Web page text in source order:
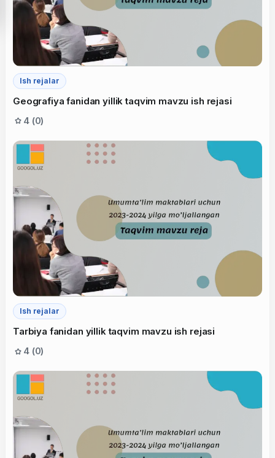
Ish rejalar
Geografiya fanidan yillik taqvim mavzu ish rejasi
4 (0)
Ish rejalar
Tarbiya fanidan yillik taqvim mavzu ish rejasi
4 (0)